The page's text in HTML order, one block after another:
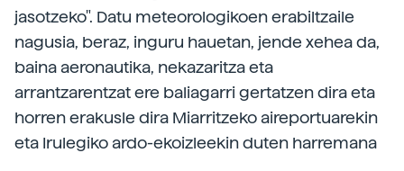
jasotzeko". Datu meteorologikoen erabiltzaile
nagusia, beraz, inguru hauetan, jende xehea da,
baina aeronautika, nekazaritza eta
arrantzarentzat ere baliagarri gertatzen dira eta
horren erakusle dira Miarritzeko aireportuarekin
eta Irulegiko ardo-ekoizleekin duten harremana